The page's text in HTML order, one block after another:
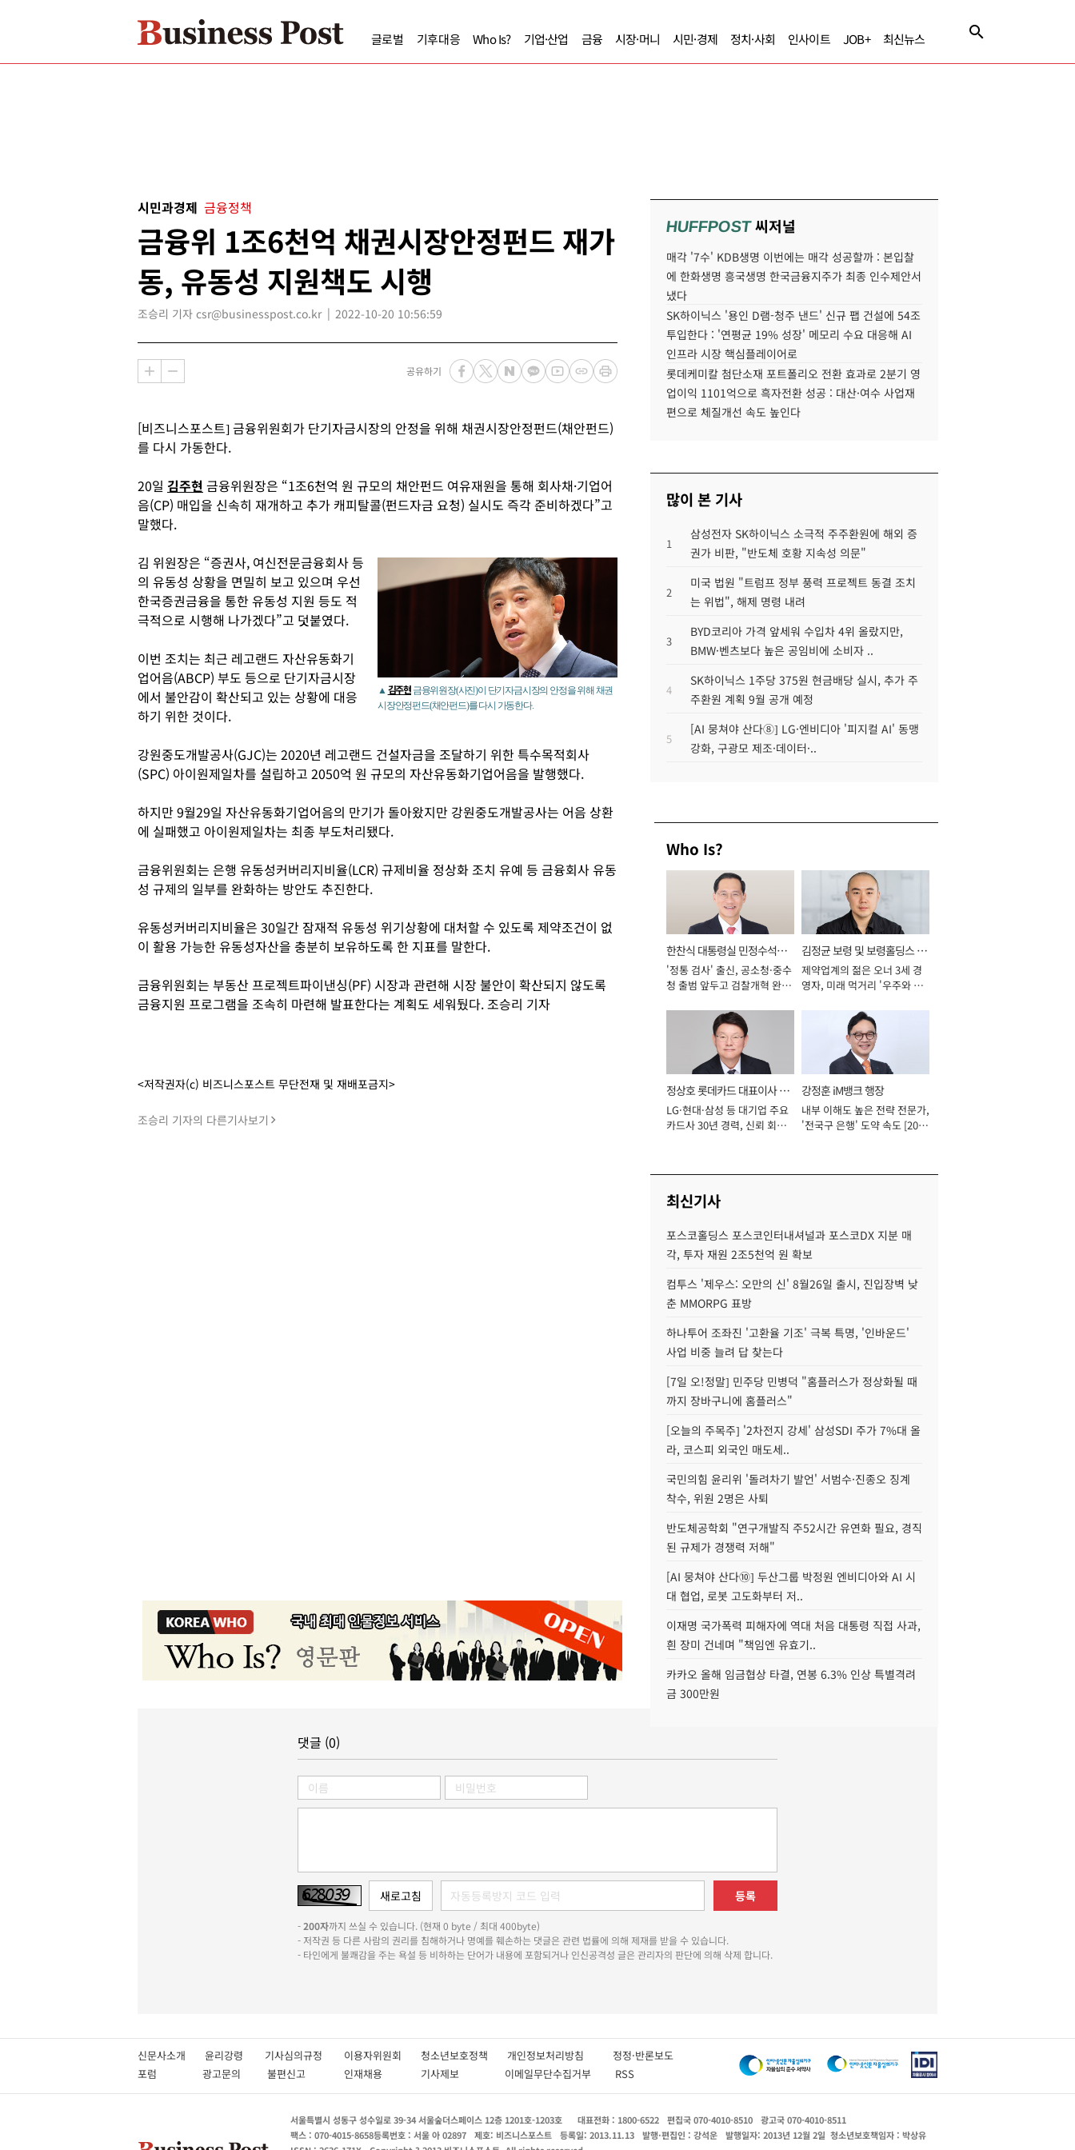
글로벌 기후대응 Who Is? 기업·산업 금융 시장·머니 시민·경제 정치·사회 인사이트 JOB+ 최신뉴스
시민과경제 금융정책
금융위 1조6천억 채권시장안정펀드 재가
동, 유동성 지원책도 시행
조승리 기자 csr@businesspost.co.kr 2022-10-20 10:56:59
공유하기
[비즈니스포스트] 금융위원회가 단기자금시장의 안정을 위해 채권시장안정펀드(채안펀드)
를 다시 가동한다.
20일 김주현 금융위원장은 “1조6천억 원 규모의 채안펀드 여유재원을 통해 회사채·기업어
음(CP) 매입을 신속히 재개하고 추가 캐피탈콜(펀드자금 요청) 실시도 즉각 준비하겠다”고
말했다.
▲ 김주현 금융위원장(사진)이 단기자금시장의 안정을 위해 채권
시장안정펀드(채안펀드)를 다시 가동한다.
김 위원장은 “증권사, 여신전문금융회사 등
의 유동성 상황을 면밀히 보고 있으며 우선
한국증권금융을 통한 유동성 지원 등도 적
극적으로 시행해 나가겠다”고 덧붙였다.
이번 조치는 최근 레고랜드 자산유동화기
업어음(ABCP) 부도 등으로 단기자금시장
에서 불안감이 확산되고 있는 상황에 대응
하기 위한 것이다.
강원중도개발공사(GJC)는 2020년 레고랜드 건설자금을 조달하기 위한 특수목적회사
(SPC) 아이원제일차를 설립하고 2050억 원 규모의 자산유동화기업어음을 발행했다.
하지만 9월29일 자산유동화기업어음의 만기가 돌아왔지만 강원중도개발공사는 어음 상환
에 실패했고 아이원제일차는 최종 부도처리됐다.
금융위원회는 은행 유동성커버리지비율(LCR) 규제비율 정상화 조치 유예 등 금융회사 유동
성 규제의 일부를 완화하는 방안도 추진한다.
유동성커버리지비율은 30일간 잠재적 유동성 위기상황에 대처할 수 있도록 제약조건이 없
이 활용 가능한 유동성자산을 충분히 보유하도록 한 지표를 말한다.
금융위원회는 부동산 프로젝트파이낸싱(PF) 시장과 관련해 시장 불안이 확산되지 않도록
금융지원 프로그램을 조속히 마련해 발표한다는 계획도 세워뒀다. 조승리 기자
<저작권자(c) 비즈니스포스트 무단전재 및 재배포금지>
조승리 기자의 다른기사보기
HUFFPOST씨저널
매각 '7수' KDB생명 이번에는 매각 성공할까 : 본입찰
에 한화생명 흥국생명 한국금융지주가 최종 인수제안서
냈다
SK하이닉스 '용인 D램-청주 낸드' 신규 팹 건설에 54조
투입한다 : '연평균 19% 성장' 메모리 수요 대응해 AI
인프라 시장 핵심플레이어로
롯데케미칼 첨단소재 포트폴리오 전환 효과로 2분기 영
업이익 1101억으로 흑자전환 성공 : 대산·여수 사업재
편으로 체질개선 속도 높인다
많이 본 기사
1
삼성전자 SK하이닉스 소극적 주주환원에 해외 증
권가 비판, "반도체 호황 지속성 의문"
2
미국 법원 "트럼프 정부 풍력 프로젝트 동결 조치
는 위법", 해제 명령 내려
3
BYD코리아 가격 앞세워 수입차 4위 올랐지만,
BMW·벤츠보다 높은 공임비에 소비자 ..
4
SK하이닉스 1주당 375원 현금배당 실시, 추가 주
주환원 계획 9월 공개 예정
5
[AI 뭉쳐야 산다⑧] LG·엔비디아 '피지컬 AI' 동맹
강화, 구광모 제조·데이터·..
Who Is?
한찬식 대통령실 민정수석비
서관
'정통 검사' 출신, 공소청·중수
청 출범 앞두고 검찰개혁 완수
김정균 보령 및 보령홀딩스 대
표이사 사장
제약업계의 젊은 오너 3세 경
영자, 미래 먹거리 '우주와 헬
정상호 롯데카드 대표이사 사
장
LG·현대·삼성 등 대기업 주요
카드사 30년 경력, 신뢰 회복
강정훈 iM뱅크 행장
내부 이해도 높은 전략 전문가,
'전국구 은행' 도약 속도 [2026
최신기사
포스코홀딩스 포스코인터내셔널과 포스코DX 지분 매
각, 투자 재원 2조5천억 원 확보
컴투스 '제우스: 오만의 신' 8월26일 출시, 진입장벽 낮
춘 MMORPG 표방
하나투어 조좌진 '고환율 기조' 극복 특명, '인바운드'
사업 비중 늘려 답 찾는다
[7일 오!정말] 민주당 민병덕 "홈플러스가 정상화될 때
까지 장바구니에 홈플러스"
[오늘의 주목주] '2차전지 강세' 삼성SDI 주가 7%대 올
라, 코스피 외국인 매도세..
국민의힘 윤리위 '돌려차기 발언' 서범수·진종오 징계
착수, 위원 2명은 사퇴
반도체공학회 "연구개발직 주52시간 유연화 필요, 경직
된 규제가 경쟁력 저해"
[AI 뭉쳐야 산다⑩] 두산그룹 박정원 엔비디아와 AI 시
대 협업, 로봇 고도화부터 저..
이재명 국가폭력 피해자에 역대 처음 대통령 직접 사과,
흰 장미 건네며 "책임엔 유효기..
카카오 올해 임금협상 타결, 연봉 6.3% 인상 특별격려
금 300만원
댓글 (0)
등록
-200자까지 쓰실 수 있습니다. (현재 0 byte / 최대 400byte)
- 저작권 등 다른 사람의 권리를 침해하거나 명예를 훼손하는 댓글은 관련 법률에 의해 제재를 받을 수 있습니다.
- 타인에게 불쾌감을 주는 욕설 등 비하하는 단어가 내용에 포함되거나 인신공격성 글은 관리자의 판단에 의해 삭제 합니다.
신문사소개 윤리강령 기사심의규정 이용자위원회 청소년보호정책 개인정보처리방침 정정·반론보도
포럼
광고문의 불편신고 인재채용 기사제보 이메일무단수집거부 RSS
서울특별시 성동구 성수일로 39-34 서울숲더스페이스 12층 1201호-1203호 대표전화 : 1800-6522 편집국 070-4010-8510
광고국 070-4010-8511
팩스 : 070-4015-8658등록번호 : 서울 아 02897 제호: 비즈니스포스트 등록일: 2013.11.13 발행·편집인 : 강석운 발행일자: 2013년 12월 2일 청소년보호책임자 : 박상유